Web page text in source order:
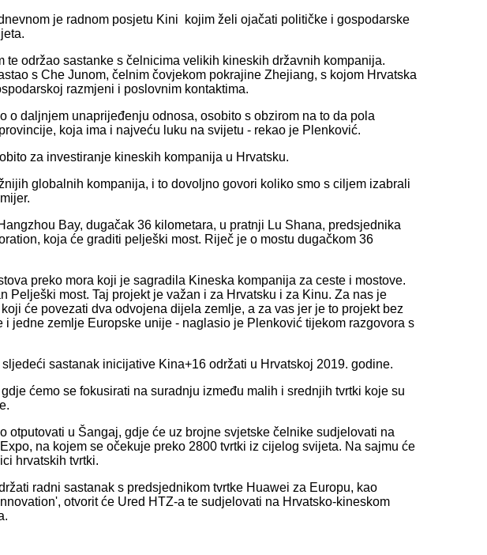
je radnom posjetu Kini kojim želi ojačati političke i gospodarske
te održao sastanke s čelnicima velikih kineskih državnih kompanija.
s Che Junom, čelnim čovjekom pokrajine Zhejiang, s kojom Hrvatska
razmjeni i poslovnim kontaktima.
o daljnjem unaprijeđenju odnosa, osobito s obzirom na to da pola
koja ima i najveću luku na svijetu - rekao je Plenković.
za investiranje kineskih kompanija u Hrvatsku.
globalnih kompanija, i to dovoljno govori koliko smo s ciljem izabrali
Bay, dugačak 36 kilometara, u pratnji Lu Shana, predsjednika
koja će graditi pelješki most. Riječ je o mostu dugačkom 36
preko mora koji je sagradila Kineska kompanija za ceste i mostove.
Pelješki most. Taj projekt je važan i za Hrvatsku i za Kinu. Za nas je
će povezati dva odvojena dijela zemlje, a za vas jer je to projekt bez
jedne zemlje Europske unije - naglasio je Plenković tijekom razgovora s
sastanak inicijative Kina+16 održati u Hrvatskoj 2019. godine.
ćemo se fokusirati na suradnju između malih i srednjih tvrtki koje su
otputovati u Šangaj, gdje će uz brojne svjetske čelnike sudjelovati na
na kojem se očekuje preko 2800 tvrtki iz cijelog svijeta. Na sajmu će
hrvatskih tvrtki.
radni sastanak s predsjednikom tvrtke Huawei za Europu, kao
otvorit će Ured HTZ-a te sudjelovati na Hrvatsko-kineskom